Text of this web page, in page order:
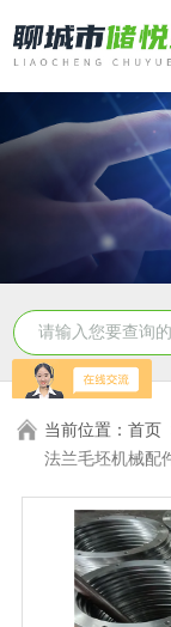
当前位置：首页
法兰毛坯机械配